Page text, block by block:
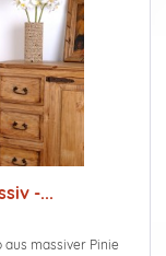
-...
aus massiver Pinie